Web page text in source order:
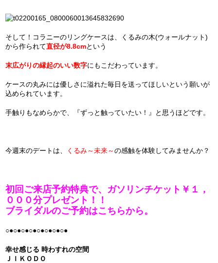
そして！コラニーのリングケースは、くるみの木(ウォールナット)
から作られて直径が8.8cmという
末広がりの縁起のいい数字にもこだわっています。
ケースの丸みには優しさに溢れた毎日を送ってほしいという願いが
込められています。
手触りもなめらかで、『ずっと触っていたい！』と思うほどです。
今週末のデートは、 くるみ～未来～の感触を体験してみませんか？
初回ご来店予約特典で、ガソリンチケット￥１，
０００分プレゼント！！
ブライダルのご予約はこちらから。
○●○●○●○●○●○●○●○●
幸せ感じる 時わすれの空間
ＪＩＫＯＤＯ